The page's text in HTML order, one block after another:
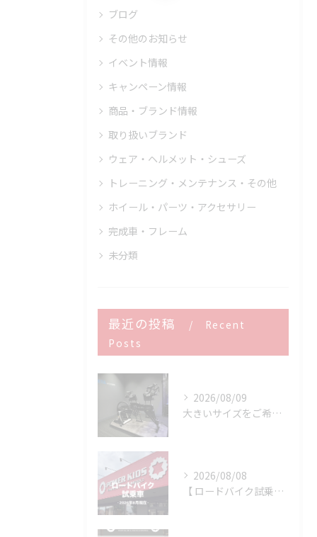
ブログ
その他のお知らせ
イベント情報
キャンペーン情報
商品・ブランド情報
取り扱いブランド
ウェア・ヘルメット・シューズ
トレーニング・メンテナンス・その他
ホイール・パーツ・アクセサリー
完成車・フレーム
未分類
最近の投稿
Recent
Posts
2026/08/09
大きいサイズをご希望のお客様へ
2026/08/08
【 ロードバイク試乗車 】※2026年8月現在